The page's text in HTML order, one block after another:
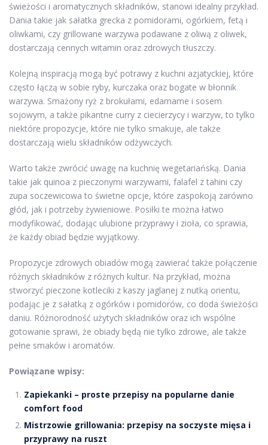
świeżości i aromatycznych składników, stanowi idealny przykład.
Dania takie jak sałatka grecka z pomidorami, ogórkiem, fetą i
oliwkami, czy grillowane warzywa podawane z oliwą z oliwek,
dostarczają cennych witamin oraz zdrowych tłuszczy.
Kolejną inspiracją mogą być potrawy z kuchni azjatyckiej, które
często łączą w sobie ryby, kurczaka oraz bogate w błonnik
warzywa. Smażony ryż z brokułami, edamame i sosem
sojowym, a także pikantne curry z ciecierzycy i warzyw, to tylko
niektóre propozycje, które nie tylko smakuje, ale także
dostarczają wielu składników odżywczych.
Warto także zwrócić uwagę na kuchnię wegetariańską. Dania
takie jak quinoa z pieczonymi warzywami, falafel z tahini czy
zupa soczewicowa to świetne opcje, które zaspokoją zarówno
głód, jak i potrzeby żywieniowe. Posiłki te można łatwo
modyfikować, dodając ulubione przyprawy i zioła, co sprawia,
że każdy obiad będzie wyjątkowy.
Propozycje zdrowych obiadów mogą zawierać także połączenie
różnych składników z różnych kultur. Na przykład, można
stworzyć pieczone kotleciki z kaszy jaglanej z nutką orientu,
podając je z sałatką z ogórków i pomidorów, co doda świeżości
daniu. Różnorodność użytych składników oraz ich wspólne
gotowanie sprawi, że obiady będą nie tylko zdrowe, ale także
pełne smaków i aromatów.
Powiązane wpisy:
Zapiekanki – proste przepisy na popularne danie
comfort food
Mistrzowie grillowania: przepisy na soczyste mięsa i
przyprawy na ruszt